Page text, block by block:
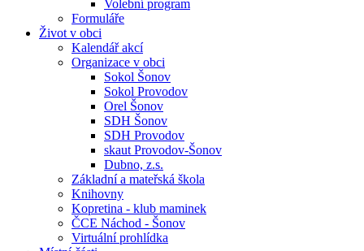
Volební program
Formuláře
Život v obci
Kalendář akcí
Organizace v obci
Sokol Šonov
Sokol Provodov
Orel Šonov
SDH Šonov
SDH Provodov
skaut Provodov-Šonov
Dubno, z.s.
Základní a mateřská škola
Knihovny
Kopretina - klub maminek
ČCE Náchod - Šonov
Virtuální prohlídka